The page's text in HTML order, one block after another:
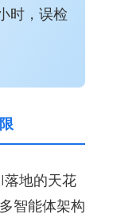
时，误检
地的天花
智能体架构